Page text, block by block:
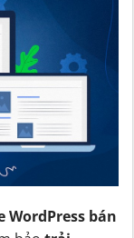
WordPress bán